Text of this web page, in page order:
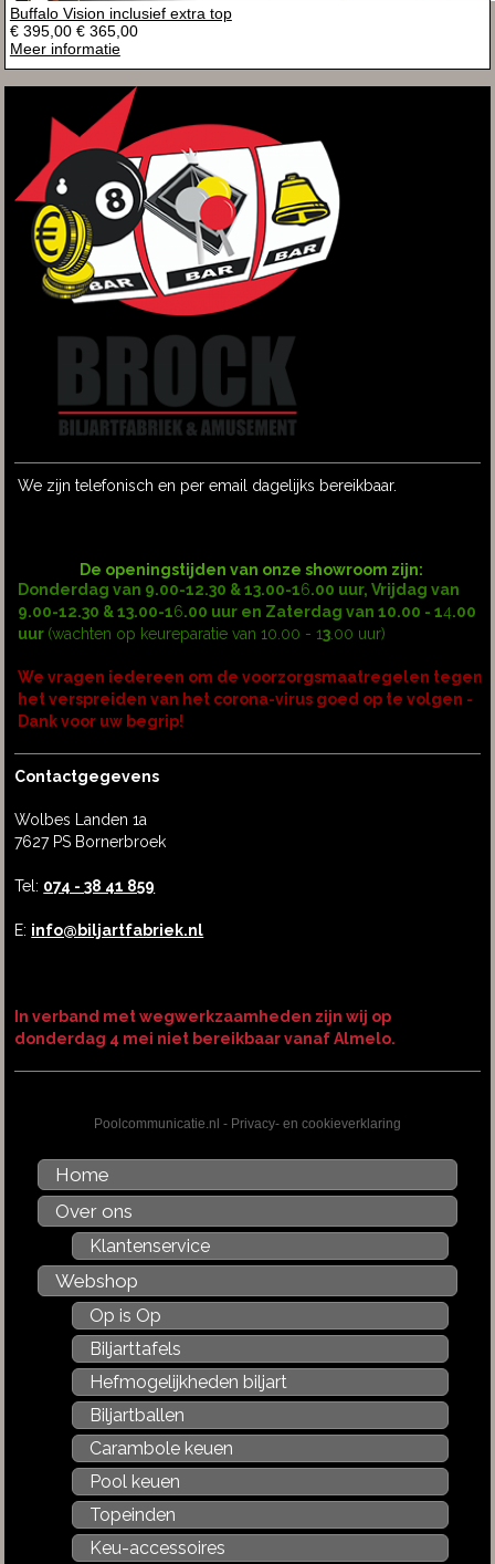
Buffalo Vision inclusief extra top
€ 395,00€ 365,00
Meer informatie
We zijn telefonisch en per email dagelijks bereikbaar.
De openingstijden van onze showroom zijn:
Donderdag van 9.00-12.30 &13.00-16.00 uur, Vrijdag van
9.00-12.30 &13.00-16.00 uur en Zaterdag van 10.00 - 14.00
uur (wachten op keureparatie van 10.00 - 13.00 uur)
We vragen iedereen om de voorzorgsmaatregelen tegen
het verspreiden van het corona-virus goed op te volgen -
Dank voor uw begrip!
Contactgegevens
Wolbes Landen 1a
7627 PS Bornerbroek
Tel: 074 - 38 41 859
E: info@biljartfabriek.nl
In verband met wegwerkzaamheden zijn wij op
donderdag 4 mei niet bereikbaar vanaf Almelo.
Poolcommunicatie.nl - Privacy- en cookieverklaring
Home
Over ons
Klantenservice
Webshop
Op is Op
Biljarttafels
Hefmogelijkheden biljart
Biljartballen
Carambole keuen
Pool keuen
Topeinden
Keu-accessoires